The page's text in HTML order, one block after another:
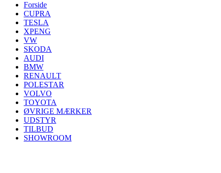
Forside
CUPRA
TESLA
XPENG
VW
SKODA
AUDI
BMW
RENAULT
POLESTAR
VOLVO
TOYOTA
ØVRIGE MÆRKER
UDSTYR
TILBUD
SHOWROOM